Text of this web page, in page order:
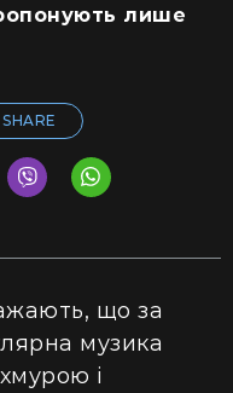
лише
SHARE
що за
музика
і